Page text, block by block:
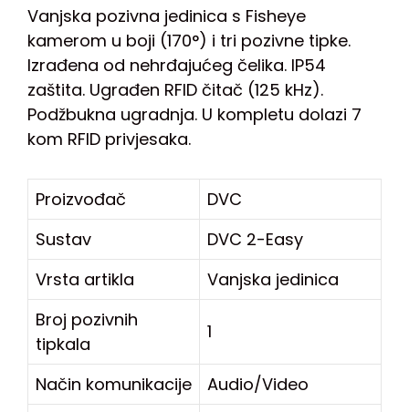
Vanjska pozivna jedinica s Fisheye
kamerom u boji (170°) i tri pozivne tipke.
Izrađena od nehrđajućeg čelika. IP54
zaštita. Ugrađen RFID čitač (125 kHz).
Podžbukna ugradnja. U kompletu dolazi 7
kom RFID privjesaka.
Proizvođač
DVC
Sustav
DVC 2-Easy
Vrsta artikla
Vanjska jedinica
Broj pozivnih
tipkala
1
Način komunikacije
Audio/Video